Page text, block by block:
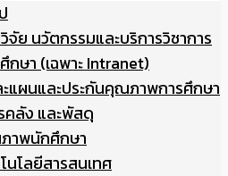
จัย นวัตกรรมและบริการวิชาการ
กษา (เฉพาะ Intranet)
แผนและประกันคุณภาพการศึกษา
คลัง และพัสดุ
าพนักศึกษา
โลยีสารสนเทศ